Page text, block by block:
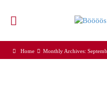
Home Monthly Archives: